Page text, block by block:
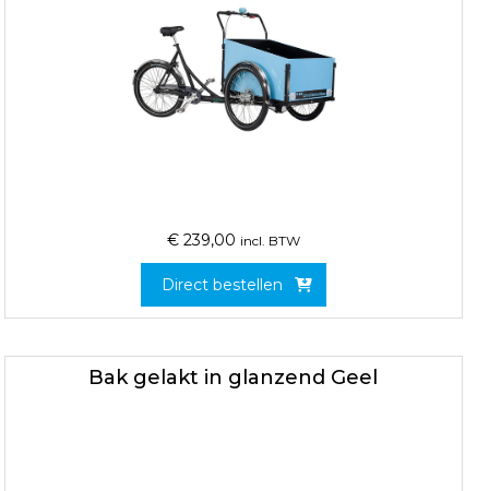
€ 239,00 incl. BTW
Direct bestellen
Bak gelakt in glanzend Geel